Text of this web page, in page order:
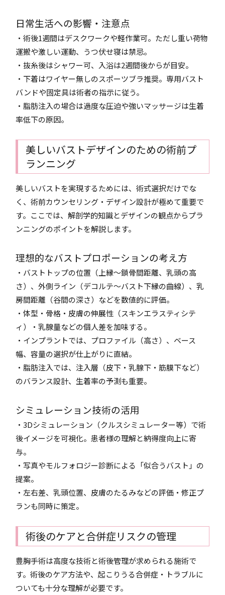
日常生活への影響・注意点
・術後1週間はデスクワークや軽作業可。ただし重い荷物
運搬や激しい運動、うつ伏せ寝は禁忌。
・抜糸後はシャワー可、入浴は2週間後からが目安。
・下着はワイヤー無しのスポーツブラ推奨。専用バスト
バンドや固定具は術者の指示に従う。
・脂肪注入の場合は過度な圧迫や強いマッサージは生着
率低下の原因。
美しいバストデザインのための術前プ
ランニング
美しいバストを実現するためには、術式選択だけでな
く、術前カウンセリング・デザイン設計が極めて重要で
す。ここでは、解剖学的知識とデザインの観点からプラ
ンニングのポイントを解説します。
理想的なバストプロポーションの考え方
・バストトップの位置（上縁〜鎖骨間距離、乳頭の高
さ）、外側ライン（デコルテ〜バスト下縁の曲線）、乳
房間距離（谷間の深さ）などを数値的に評価。
・体型・骨格・皮膚の伸展性（スキンエラスティシテ
ィ）・乳腺量などの個人差を加味する。
・インプラントでは、プロファイル（高さ）、ベース
幅、容量の選択が仕上がりに直結。
・脂肪注入では、注入層（皮下・乳腺下・筋膜下など）
のバランス設計、生着率の予測も重要。
シミュレーション技術の活用
・3Dシミュレーション（クルスシミュレーター等）で術
後イメージを可視化。患者様の理解と納得度向上に寄
与。
・写真やモルフォロジー診断による「似合うバスト」の
提案。
・左右差、乳頭位置、皮膚のたるみなどの評価・修正プ
ランも同時に策定。
術後のケアと合併症リスクの管理
豊胸手術は高度な技術と術後管理が求められる施術で
す。術後のケア方法や、起こりうる合併症・トラブルに
ついても十分な理解が必要です。